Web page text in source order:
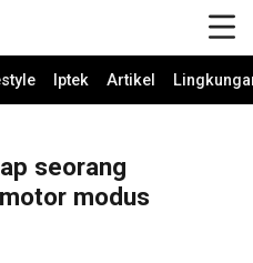
Iptek Artikel
seorang
modus